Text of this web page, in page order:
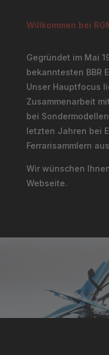
Willkommen bei
Gegründet im Mai
bekanntesten BBR
Unser Hauptfocus
Zusammenarbeit
bei
letzten Jahren bei
Ferrarisammlern
Wir wünschen
Webseite.